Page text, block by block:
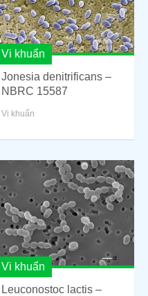
Vi khuẩn
Jonesia denitrificans –
NBRC 15587
Vi khuẩn
Vi khuẩn
Leuconostoc lactis –